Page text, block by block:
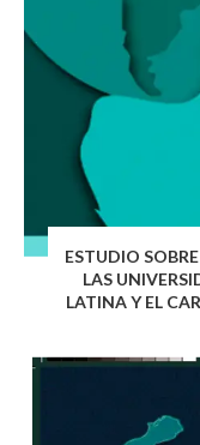
ESTUDIO
LAS
LATINA Y EL